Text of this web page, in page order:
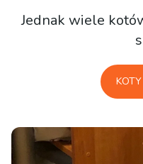
Jednak wiele